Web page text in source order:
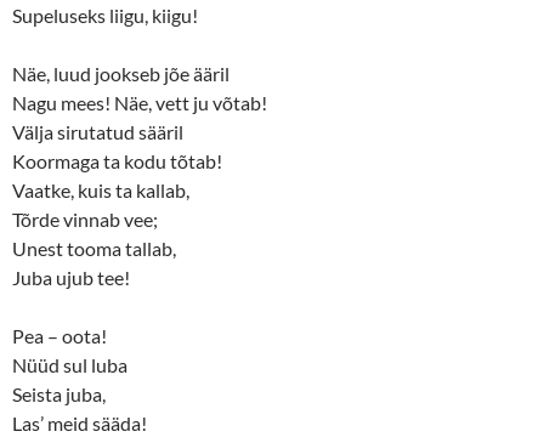
Supeluseks liigu, kiigu!
Näe, luud jookseb jõe ääril
Nagu mees! Näe, vett ju võtab!
Välja sirutatud sääril
Koormaga ta kodu tõtab!
Vaatke, kuis ta kallab,
Tõrde vinnab vee;
Unest tooma tallab,
Juba ujub tee!
Pea ­– oota!
Nüüd sul luba
Seista juba,
Las’ meid sääda!